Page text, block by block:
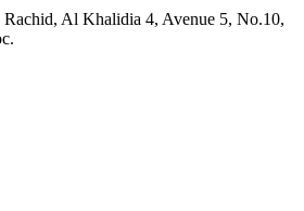
Al Khalidia 4, Avenue 5, No.10,